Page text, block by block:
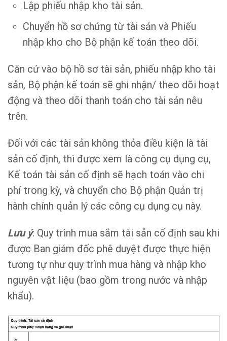
Lập phiếu nhập kho tài sản.
Chuyển hồ sơ chứng từ tài sản và Phiếu
nhập kho cho Bộ phận kế toán theo dõi.
Căn cứ vào bộ hồ sơ tài sản, phiếu nhập kho tài
sản, Bộ phận kế toán sẽ ghi nhận/ theo dõi hoạt
động và theo dõi thanh toán cho tài sản nêu
trên.
Đối với các tài sản không thỏa điều kiện là tài
sản cố định, thì được xem là công cụ dụng cụ,
Kế toán tài sản cố định sẽ hạch toán vào chi
phí trong kỳ, và chuyển cho Bộ phận Quản trị
hành chính quản lý các công cụ dụng cụ này.
Lưu ý: Quy trình mua sắm tài sản cố định sau khi
được Ban giám đốc phê duyệt được thực hiện
tương tự như quy trình mua hàng và nhập kho
nguyên vật liệu (bao gồm trong nước và nhập
khẩu).